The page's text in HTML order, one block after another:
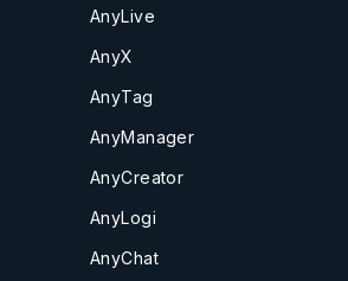
AnyLive
AnyX
AnyTag
AnyManager
AnyCreator
AnyLogi
AnyChat